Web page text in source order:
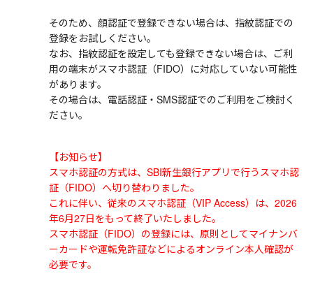
そのため、顔認証で登録できない場合は、指紋認証での
登録をお試しください。
なお、指紋認証を設定しても登録できない場合は、ご利
用の端末がスマホ認証（FIDO）に対応していない可能性
があります。
その場合は、電話認証・SMS認証でのご利用をご検討く
ださい。
【お知らせ】
スマホ認証の方式は、SBI新生銀行アプリで行うスマホ認
証（FIDO）へ切り替わりました。
これに伴い、従来のスマホ認証（VIP Access）は、2026
年6月27日をもって終了いたしました。
スマホ認証（FIDO）の登録には、原則としてマイナンバ
ーカードや運転免許証などによるオンライン本人確認が
必要です。